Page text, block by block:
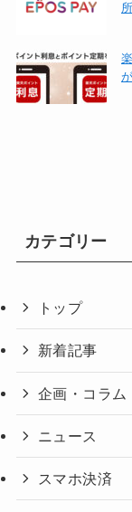
カテゴリー
トップ
新着記事
企画・コラム
ニュース
スマホ決済